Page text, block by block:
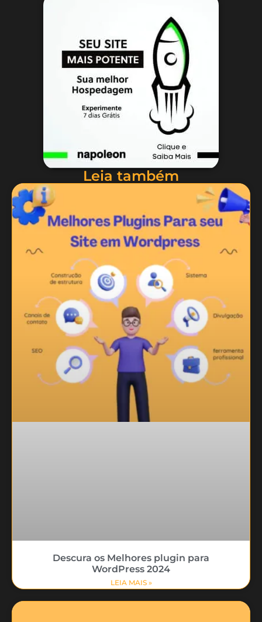
Leia também
Descura os Melhores plugin para
WordPress 2024
LEIA MAIS »